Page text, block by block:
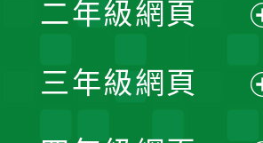
二年級網頁
三年級網頁